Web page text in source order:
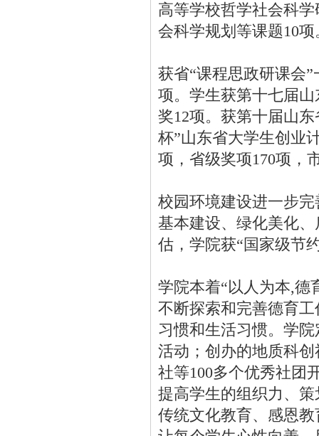
高等学校哲学社会科
会科学规划等课题10
获省“课程思政研课会
项。学生获第十七届
奖12项。获第十届山
杯”山东省大学生创业
项，省级奖项170项，
校园环境建设进一步
基本建设、绿化美化
估，学院获“国家级节
学院本着“以人为本,德
不断探索和完善德育
习惯和生活习惯。学
活动；创办的地质科
社等100多个优秀社团
提高学生的组织力、
传统文化教育、感恩